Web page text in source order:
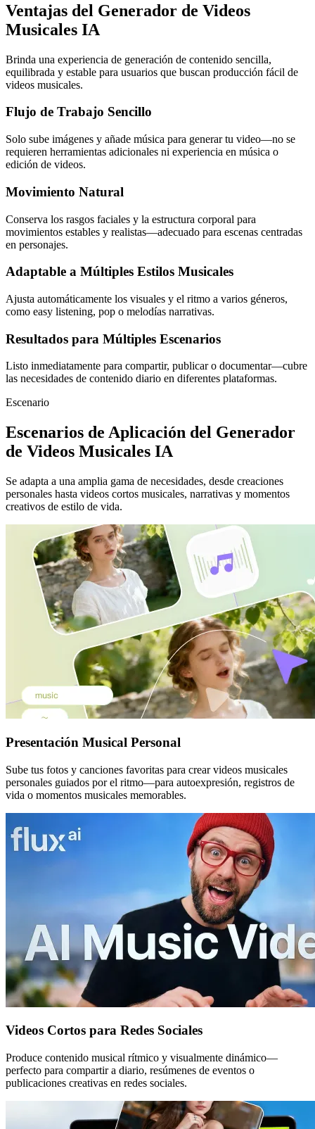
Ventajas del Generador de Videos
Musicales IA
Brinda una experiencia de generación de contenido sencilla,
equilibrada y estable para usuarios que buscan producción fácil de
videos musicales.
Flujo de Trabajo Sencillo
Solo sube imágenes y añade música para generar tu video—no se
requieren herramientas adicionales ni experiencia en música o
edición de videos.
Movimiento Natural
Conserva los rasgos faciales y la estructura corporal para
movimientos estables y realistas—adecuado para escenas centradas
en personajes.
Adaptable a Múltiples Estilos Musicales
Ajusta automáticamente los visuales y el ritmo a varios géneros,
como easy listening, pop o melodías narrativas.
Resultados para Múltiples Escenarios
Listo inmediatamente para compartir, publicar o documentar—cubre
las necesidades de contenido diario en diferentes plataformas.
Escenario
Escenarios de Aplicación del Generador
de Videos Musicales IA
Se adapta a una amplia gama de necesidades, desde creaciones
personales hasta videos cortos musicales, narrativas y momentos
creativos de estilo de vida.
Presentación Musical Personal
Sube tus fotos y canciones favoritas para crear videos musicales
personales guiados por el ritmo—para autoexpresión, registros de
vida o momentos musicales memorables.
Videos Cortos para Redes Sociales
Produce contenido musical rítmico y visualmente dinámico—
perfecto para compartir a diario, resúmenes de eventos o
publicaciones creativas en redes sociales.